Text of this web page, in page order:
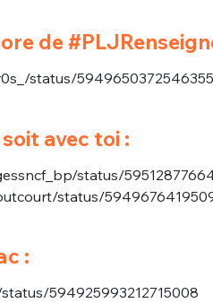
de
status/
avec toi :
status/
status/
:
594925993212715008
!